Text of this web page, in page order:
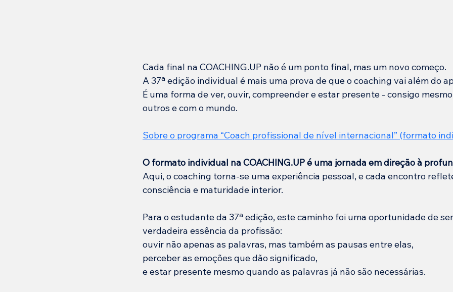
Cada final na COACHING.UP não é um ponto final, mas um novo começo.
A 37ª edição individual é mais uma prova de que o coaching vai além do
É uma forma de ver, ouvir, compreender e estar presente - consigo
outros e com o mundo.
Sobre o programa “Coach profissional de nível internacional” (formato
O formato individual na COACHING.UP é uma jornada em direção à
Aqui, o coaching torna-se uma experiência pessoal, e cada encontro
consciência e maturidade interior.
Para o estudante da 37ª edição, este caminho foi uma oportunidade de
verdadeira essência da profissão:
ouvir não apenas as palavras, mas também as pausas entre elas,
perceber as emoções que dão significado,
e estar presente mesmo quando as palavras já não são necessárias.